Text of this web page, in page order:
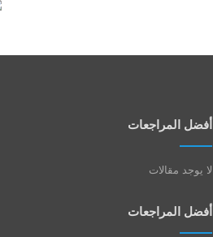
أفضل المراجعات
لا يوجد مقالات
أفضل المراجعات